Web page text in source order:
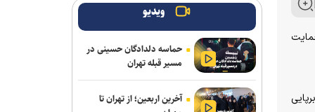
سفر با حمایت
ادامه مذاکرات پیکان و شکاری
توافق دنیامالی و همتای آذربایجانی برای
گسترش همکاری‌های ورزش و جوانان ایران
و جمهوری آذربایجان
پاسخ منفی یک لزیونر به باشگاه
ویدیو
حماسه دلدادگان حسینی در
مسیر قبله تهران
آخرین اربعین؛ از تهران تا